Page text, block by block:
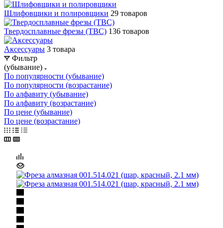
Шлифовщики и полировщики 29 товаров
Твердосплавные фрезы (ТВС) 136 товаров
Аксессуары 3 товара
Фильтр
(убывание)
По популярности (убывание)
По популярности (возрастание)
По алфавиту (убывание)
По алфавиту (возрастание)
По цене (убывание)
По цене (возрастание)